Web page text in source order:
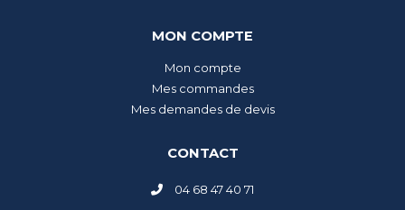
MON COMPTE
Mon compte
Mes commandes
Mes demandes de devis
CONTACT
04 68 47 40 71